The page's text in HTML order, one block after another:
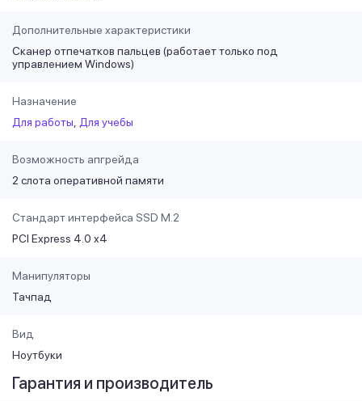
Дополнительные характеристики
Сканер отпечатков пальцев (работает только под
управлением Windows)
Назначение
Для работы
Для учебы
Возможность апгрейда
2 слота оперативной памяти
Стандарт интерфейса SSD M.2
PCI Express 4.0 x4
Манипуляторы
Тачпад
Вид
Ноутбуки
Гарантия и производитель